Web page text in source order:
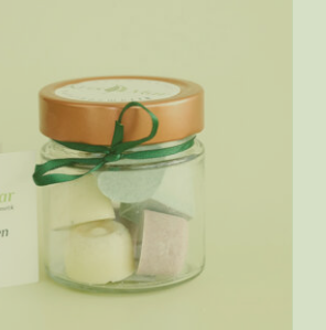
Optionen
können
auf
der
Produktseite
gewählt